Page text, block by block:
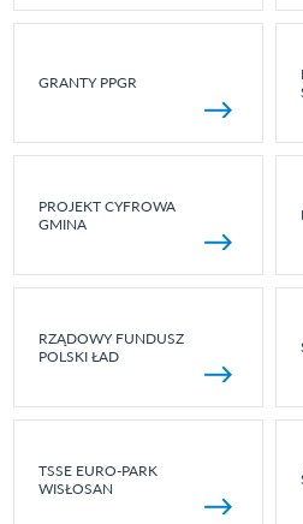
GRANTY PPGR
PROJEKT CYFROWA
GMINA
RZĄDOWY FUNDUSZ
POLSKI ŁAD
TSSE EURO-PARK
WISŁOSAN